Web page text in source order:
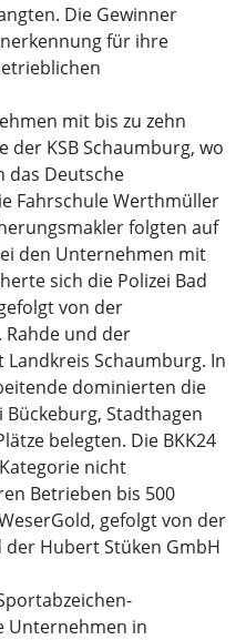
Die Gewinner
für ihre
mit bis zu zehn
KSB Schaumburg, wo
das Deutsche
Fahrschule Werthmüller
folgten auf
den Unternehmen mit
sich die Polizei Bad
von der
Rahde und der
Schaumburg. In
dominierten die
Stadthagen
belegten. Die BKK24
nicht
Betrieben bis 500
gefolgt von der
Hubert Stüken GmbH
Unternehmen in